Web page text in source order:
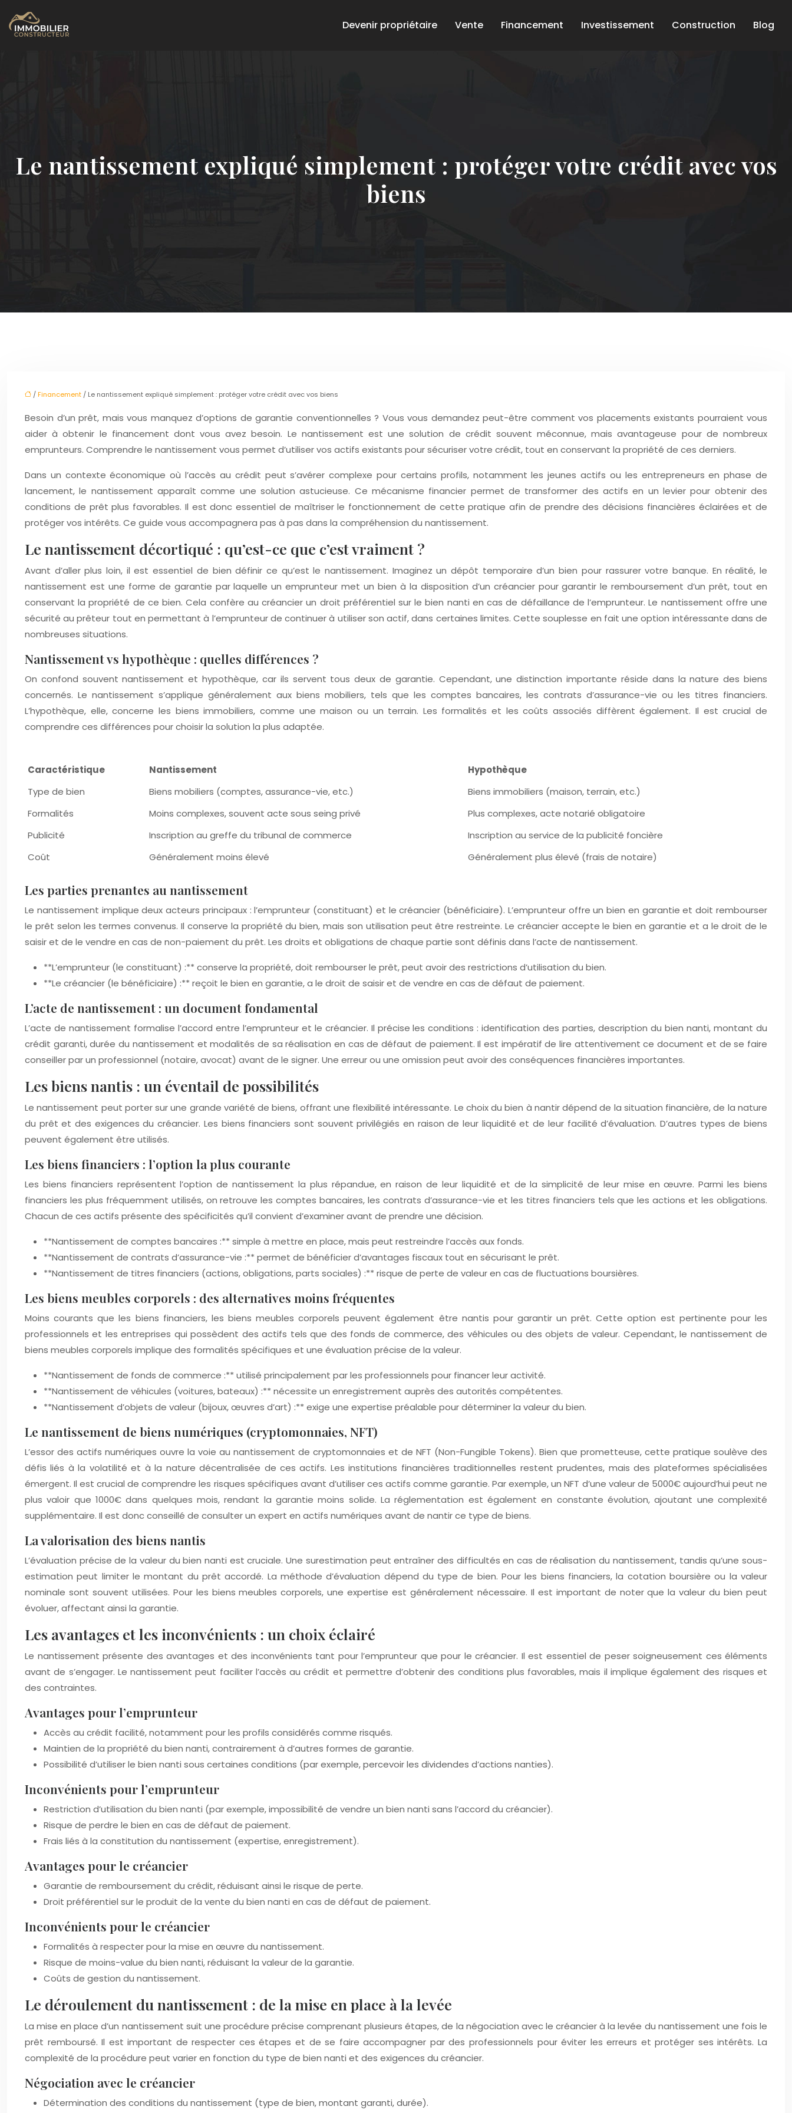
Devenir propriétaire Vente Financement Investissement Construction Blog
Le nantissement expliqué simplement : protéger votre crédit avec vos
biens
/Financement / Le nantissement expliqué simplement : protéger votre crédit avec vos biens
Besoin d’un prêt, mais vous manquez d’options de garantie conventionnelles ? Vous vous demandez peut-être comment vos placements existants pourraient vous
aider à obtenir le financement dont vous avez besoin. Le nantissement est une solution de crédit souvent méconnue, mais avantageuse pour de nombreux
emprunteurs. Comprendre le nantissement vous permet d’utiliser vos actifs existants pour sécuriser votre crédit, tout en conservant la propriété de ces derniers.
Dans un contexte économique où l’accès au crédit peut s’avérer complexe pour certains profils, notamment les jeunes actifs ou les entrepreneurs en phase de
lancement, le nantissement apparaît comme une solution astucieuse. Ce mécanisme financier permet de transformer des actifs en un levier pour obtenir des
conditions de prêt plus favorables. Il est donc essentiel de maîtriser le fonctionnement de cette pratique afin de prendre des décisions financières éclairées et de
protéger vos intérêts. Ce guide vous accompagnera pas à pas dans la compréhension du nantissement.
Le nantissement décortiqué : qu’est-ce que c’est vraiment ?
Avant d’aller plus loin, il est essentiel de bien définir ce qu’est le nantissement. Imaginez un dépôt temporaire d’un bien pour rassurer votre banque. En réalité, le
nantissement est une forme de garantie par laquelle un emprunteur met un bien à la disposition d’un créancier pour garantir le remboursement d’un prêt, tout en
conservant la propriété de ce bien. Cela confère au créancier un droit préférentiel sur le bien nanti en cas de défaillance de l’emprunteur. Le nantissement offre une
sécurité au prêteur tout en permettant à l’emprunteur de continuer à utiliser son actif, dans certaines limites. Cette souplesse en fait une option intéressante dans de
nombreuses situations.
Nantissement vs hypothèque : quelles différences ?
On confond souvent nantissement et hypothèque, car ils servent tous deux de garantie. Cependant, une distinction importante réside dans la nature des biens
concernés. Le nantissement s’applique généralement aux biens mobiliers, tels que les comptes bancaires, les contrats d’assurance-vie ou les titres financiers.
L’hypothèque, elle, concerne les biens immobiliers, comme une maison ou un terrain. Les formalités et les coûts associés diffèrent également. Il est crucial de
comprendre ces différences pour choisir la solution la plus adaptée.
Caractéristique Nantissement
Hypothèque
Type de bien
Biens mobiliers (comptes, assurance-vie, etc.)
Biens immobiliers (maison, terrain, etc.)
Formalités
Moins complexes, souvent acte sous seing privé
Plus complexes, acte notarié obligatoire
Publicité
Inscription au greffe du tribunal de commerce
Inscription au service de la publicité foncière
Coût
Généralement moins élevé Généralement plus élevé (frais de notaire)
Les parties prenantes au nantissement
Le nantissement implique deux acteurs principaux : l’emprunteur (constituant) et le créancier (bénéficiaire). L’emprunteur offre un bien en garantie et doit rembourser
le prêt selon les termes convenus. Il conserve la propriété du bien, mais son utilisation peut être restreinte. Le créancier accepte le bien en garantie et a le droit de le
saisir et de le vendre en cas de non-paiement du prêt. Les droits et obligations de chaque partie sont définis dans l’acte de nantissement.
**L’emprunteur (le constituant) :** conserve la propriété, doit rembourser le prêt, peut avoir des restrictions d’utilisation du bien.
**Le créancier (le bénéficiaire) :** reçoit le bien en garantie, a le droit de saisir et de vendre en cas de défaut de paiement.
L’acte de nantissement : un document fondamental
L’acte de nantissement formalise l’accord entre l’emprunteur et le créancier. Il précise les conditions : identification des parties, description du bien nanti, montant du
crédit garanti, durée du nantissement et modalités de sa réalisation en cas de défaut de paiement. Il est impératif de lire attentivement ce document et de se faire
conseiller par un professionnel (notaire, avocat) avant de le signer. Une erreur ou une omission peut avoir des conséquences financières importantes.
Les biens nantis : un éventail de possibilités
Le nantissement peut porter sur une grande variété de biens, offrant une flexibilité intéressante. Le choix du bien à nantir dépend de la situation financière, de la nature
du prêt et des exigences du créancier. Les biens financiers sont souvent privilégiés en raison de leur liquidité et de leur facilité d’évaluation. D’autres types de biens
peuvent également être utilisés.
Les biens financiers : l’option la plus courante
Les biens financiers représentent l’option de nantissement la plus répandue, en raison de leur liquidité et de la simplicité de leur mise en œuvre. Parmi les biens
financiers les plus fréquemment utilisés, on retrouve les comptes bancaires, les contrats d’assurance-vie et les titres financiers tels que les actions et les obligations.
Chacun de ces actifs présente des spécificités qu’il convient d’examiner avant de prendre une décision.
**Nantissement de comptes bancaires :** simple à mettre en place, mais peut restreindre l’accès aux fonds.
**Nantissement de contrats d’assurance-vie :** permet de bénéficier d’avantages fiscaux tout en sécurisant le prêt.
**Nantissement de titres financiers (actions, obligations, parts sociales) :** risque de perte de valeur en cas de fluctuations boursières.
Les biens meubles corporels : des alternatives moins fréquentes
Moins courants que les biens financiers, les biens meubles corporels peuvent également être nantis pour garantir un prêt. Cette option est pertinente pour les
professionnels et les entreprises qui possèdent des actifs tels que des fonds de commerce, des véhicules ou des objets de valeur. Cependant, le nantissement de
biens meubles corporels implique des formalités spécifiques et une évaluation précise de la valeur.
**Nantissement de fonds de commerce :** utilisé principalement par les professionnels pour financer leur activité.
**Nantissement de véhicules (voitures, bateaux) :** nécessite un enregistrement auprès des autorités compétentes.
**Nantissement d’objets de valeur (bijoux, œuvres d’art) :** exige une expertise préalable pour déterminer la valeur du bien.
Le nantissement de biens numériques (cryptomonnaies, NFT)
L’essor des actifs numériques ouvre la voie au nantissement de cryptomonnaies et de NFT (Non-Fungible Tokens). Bien que prometteuse, cette pratique soulève des
défis liés à la volatilité et à la nature décentralisée de ces actifs. Les institutions financières traditionnelles restent prudentes, mais des plateformes spécialisées
émergent. Il est crucial de comprendre les risques spécifiques avant d’utiliser ces actifs comme garantie. Par exemple, un NFT d’une valeur de 5000€ aujourd’hui peut ne
plus valoir que 1000€ dans quelques mois, rendant la garantie moins solide. La réglementation est également en constante évolution, ajoutant une complexité
supplémentaire. Il est donc conseillé de consulter un expert en actifs numériques avant de nantir ce type de biens.
La valorisation des biens nantis
L’évaluation précise de la valeur du bien nanti est cruciale. Une surestimation peut entraîner des difficultés en cas de réalisation du nantissement, tandis qu’une sous-
estimation peut limiter le montant du prêt accordé. La méthode d’évaluation dépend du type de bien. Pour les biens financiers, la cotation boursière ou la valeur
nominale sont souvent utilisées. Pour les biens meubles corporels, une expertise est généralement nécessaire. Il est important de noter que la valeur du bien peut
évoluer, affectant ainsi la garantie.
Les avantages et les inconvénients : un choix éclairé
Le nantissement présente des avantages et des inconvénients tant pour l’emprunteur que pour le créancier. Il est essentiel de peser soigneusement ces éléments
avant de s’engager. Le nantissement peut faciliter l’accès au crédit et permettre d’obtenir des conditions plus favorables, mais il implique également des risques et
des contraintes.
Avantages pour l’emprunteur
Accès au crédit facilité, notamment pour les profils considérés comme risqués.
Maintien de la propriété du bien nanti, contrairement à d’autres formes de garantie.
Possibilité d’utiliser le bien nanti sous certaines conditions (par exemple, percevoir les dividendes d’actions nanties).
Inconvénients pour l’emprunteur
Restriction d’utilisation du bien nanti (par exemple, impossibilité de vendre un bien nanti sans l’accord du créancier).
Risque de perdre le bien en cas de défaut de paiement.
Frais liés à la constitution du nantissement (expertise, enregistrement).
Avantages pour le créancier
Garantie de remboursement du crédit, réduisant ainsi le risque de perte.
Droit préférentiel sur le produit de la vente du bien nanti en cas de défaut de paiement.
Inconvénients pour le créancier
Formalités à respecter pour la mise en œuvre du nantissement.
Risque de moins-value du bien nanti, réduisant la valeur de la garantie.
Coûts de gestion du nantissement.
Le déroulement du nantissement : de la mise en place à la levée
La mise en place d’un nantissement suit une procédure précise comprenant plusieurs étapes, de la négociation avec le créancier à la levée du nantissement une fois le
prêt remboursé. Il est important de respecter ces étapes et de se faire accompagner par des professionnels pour éviter les erreurs et protéger ses intérêts. La
complexité de la procédure peut varier en fonction du type de bien nanti et des exigences du créancier.
Négociation avec le créancier
Détermination des conditions du nantissement (type de bien, montant garanti, durée).